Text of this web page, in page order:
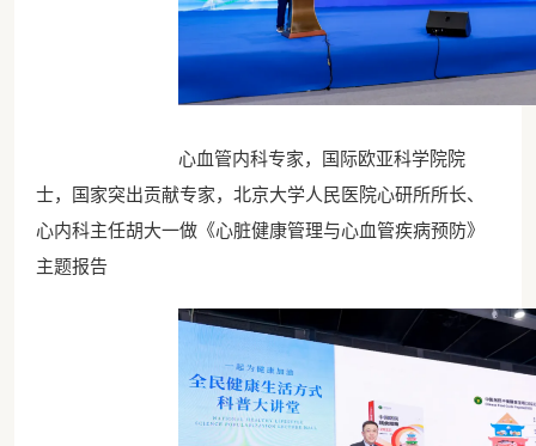
心血管内科专家，国际欧亚科学院院
士，国家突出贡献专家，北京大学人民医院心研所所长、
心内科主任胡大一做《心脏健康管理与心血管疾病预防》
主题报告